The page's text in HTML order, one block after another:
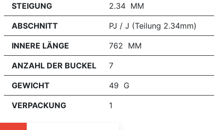
STEIGUNG 2.34 MM
ABSCHNITT PJ / J (Teilung 2.34mm)
INNERE LÄNGE 762 MM
ANZAHL DER BUCKEL 7
GEWICHT 49 G
VERPACKUNG 1